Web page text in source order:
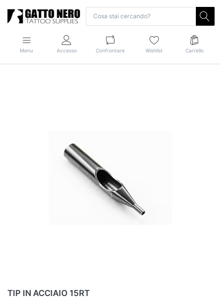
Menu Accesso Confrontare Wishlist Carrello
TIP IN ACCIAIO 15RT